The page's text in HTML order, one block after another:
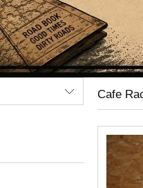
Cafe